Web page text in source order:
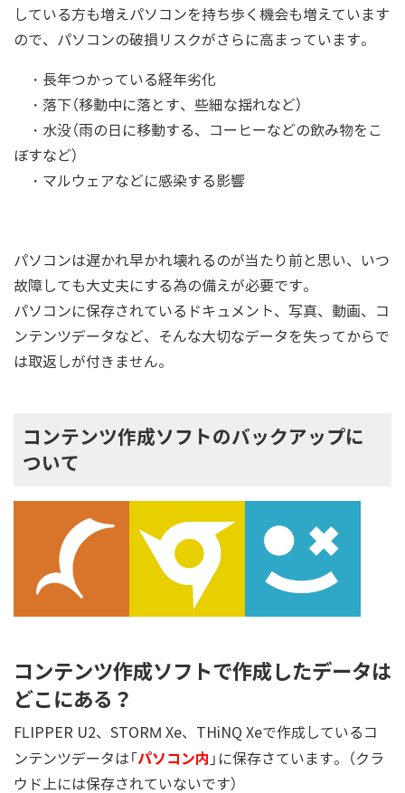
している方も増えパソコンを持ち歩く機会も増えています
ので、パソコンの破損リスクがさらに高まっています。
・長年つかっている経年劣化
・落下（移動中に落とす、些細な揺れなど）
・水没（雨の日に移動する、コーヒーなどの飲み物をこ
ぼすなど）
・マルウェアなどに感染する影響
パソコンは遅かれ早かれ壊れるのが当たり前と思い、いつ
故障しても大丈夫にする為の備えが必要です。
パソコンに保存されているドキュメント、写真、動画、コ
ンテンツデータなど、そんな大切なデータを失ってからで
は取返しが付きません。
コンテンツ作成ソフトのバックアップに
ついて
コンテンツ作成ソフトで作成したデータは
どこにある？
FLIPPER U2、STORM Xe、THiNQ Xeで作成しているコ
ンテンツデータは「パソコン内 」に保存さています。（クラ
ウド上には保存されていないです）